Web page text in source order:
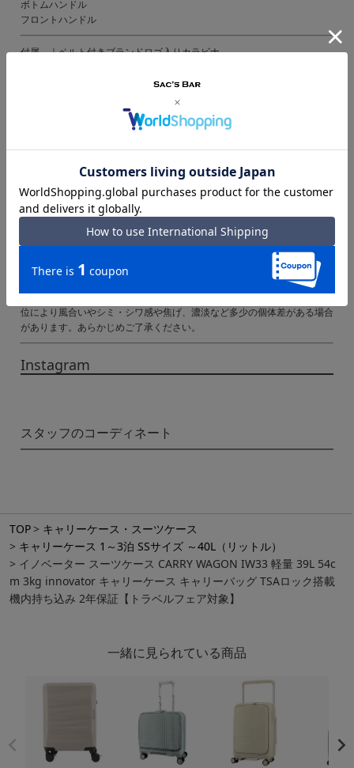
TOP
キャリーケース・スーツケース
キャリーケース 1～3泊 SSサイズ ～40L（リットル）
イノベーター スーツケース CARRY WAGON IW33 軽量 39L 54c
m 3kg innovator キャリーケース キャリーバッグ TSAロック搭載
機内持ち込み 2年保証【トラベルフェア対象】
ボトムハンドル
フロントハンドル
付属 ｜ベルト付きブランドロゴ入りカラビナ
ブランドロゴ入り収納ポーチ(約18×21cm)
備考 ｜※機内持込サイズは、各航空会社によりことなりますので、事前
のご確認をお勧め致します。
ご注意ください｜
● 商品の画像は、できるだけ商品に近いカラーにて掲載をしております。
お客様のモニターの発色または設定により、実際の色味と異なる場合もあ
ります。あらかじめご了承ください。
● メーカーサイズ、もしくは実際に測った寸法となります。商品の素材等
の個体差により、若干サイズのばらつきがあります。サイズはあくまでも
目安としてお考えください。
● 天然皮革・素材を使用している商品によっては、天然素材の特性上、部
位により風合いやシミ・シワ感や焦げ、濃淡など多少の個体差がある場合
があります。あらかじめご了承ください。
Instagram
スタッフのコーディネート
一緒に見られている商品